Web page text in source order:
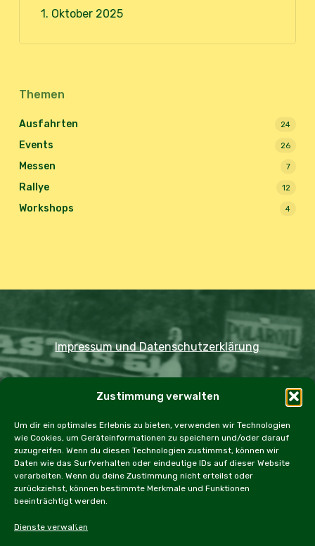
Zustimmung verwalten
Um dir ein optimales Erlebnis zu bieten, verwenden wir Technologien
wie Cookies, um Geräteinformationen zu speichern und/oder darauf
zuzugreifen. Wenn du diesen Technologien zustimmst, können wir
Daten wie das Surfverhalten oder eindeutige IDs auf dieser Website
verarbeiten. Wenn du deine Zustimmung nicht erteilst oder
zurückziehst, können bestimmte Merkmale und Funktionen
beeinträchtigt werden.
Dienste verwalten
1. Oktober 2025
Themen
Ausfahrten 24
Events 26
Messen 7
Rallye 12
Workshops 4
Impressum und Datenschutzerklärung
Home Ausfahrten Rallye
Events
Messen
Workshops Cookie Policy (EU)
facebook